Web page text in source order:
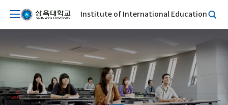
Institute of International Education